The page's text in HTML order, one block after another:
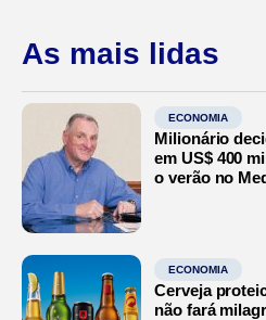
As mais lidas
ECONOMIA
Milionário
em US$ 400
o verão no
ECONOMIA
Cerveja
não fará